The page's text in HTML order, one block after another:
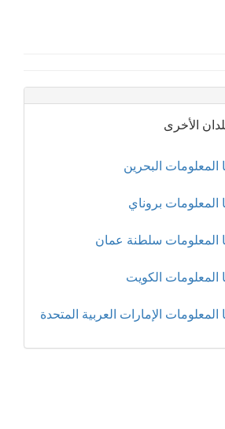
الأخرى
المعلومات البحرين
المعلومات بروناي
المعلومات سلطنة عمان
المعلومات الكويت
المعلومات الإمارات العربية المتحدة